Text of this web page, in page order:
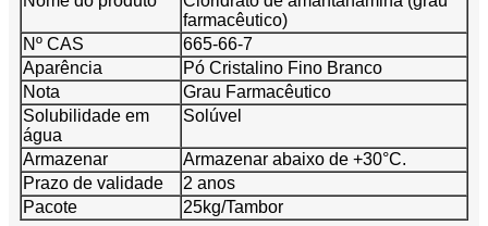
farmacêutico)
Nº CAS
665-66-7
Aparência
Pó Cristalino Fino Branco
Nota
Grau Farmacêutico
Solubilidade em
água
Solúvel
Armazenar
Armazenar abaixo de +30°C.
Prazo de validade
2 anos
Pacote
25kg/Tambor